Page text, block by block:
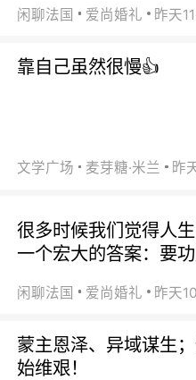
闲聊法国 爱尚婚礼 昨天
靠自己虽然很慢👍
文学广场 麦芽糖·米兰 昨
很多时候我们觉得人
一个宏大的答案：要
闲聊法国 爱尚婚礼 昨天
蒙主恩泽、异域谋生
始维艰！